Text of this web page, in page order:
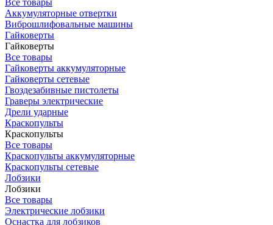
Все товары
Аккумуляторные отвертки
Виброшлифовальные машины
Гайковерты
Гайковерты
Все товары
Гайковерты аккумуляторные
Гайковерты сетевые
Гвоздезабивные пистолеты
Граверы электрические
Дрели ударные
Краскопульты
Краскопульты
Все товары
Краскопульты аккумуляторные
Краскопульты сетевые
Лобзики
Лобзики
Все товары
Электрические лобзики
Оснастка для лобзиков